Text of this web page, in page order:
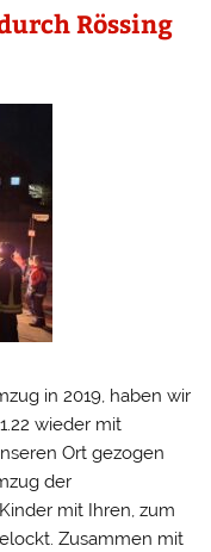
Rössing
in 2019, haben wir
wieder mit
Ort gezogen
der
mit Ihren, zum
Zusammen mit